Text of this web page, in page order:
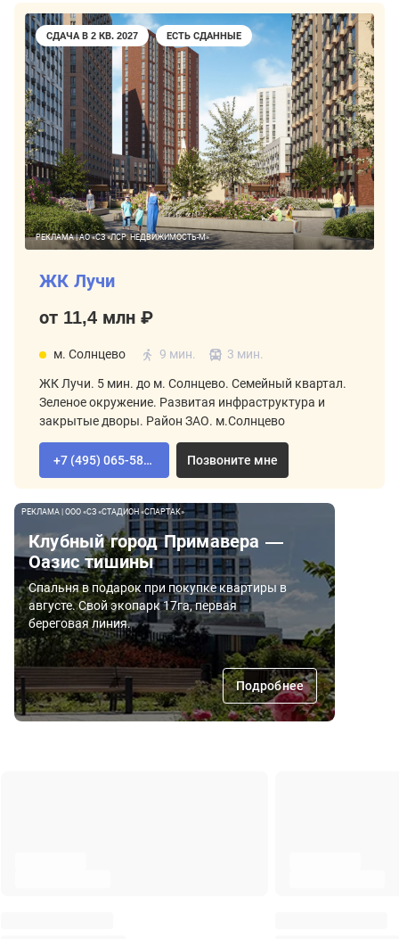
СДАЧА В 2 КВ. 2027 ЕСТЬ СДАННЫЕ
РЕКЛАМА | АО «СЗ «ЛСР. НЕДВИЖИМОСТЬ-М»
ЖК Лучи
от 11,4 млн ₽
м. Солнцево 9 мин. 3 мин.
ЖК Лучи. 5 мин. до м. Солнцево. Семейный квартал.
Зеленое окружение. Развитая инфраструктура и
закрытые дворы. Район ЗАО. м.Солнцево
+7 (495) 065-58-92 Позвоните мне
РЕКЛАМА | ООО «СЗ «СТАДИОН «СПАРТАК»
Клубный город Примавера —
Оазис тишины
Спальня в подарок при покупке квартиры в
августе. Свой экопарк 17га, первая
береговая линия.
Подробнее